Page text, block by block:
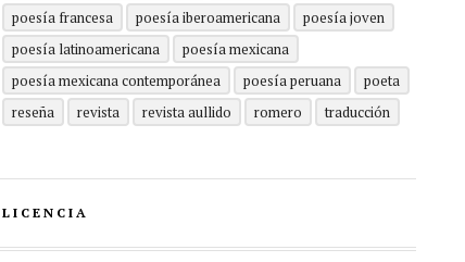
poesía francesa
poesía iberoamericana
poesía joven
poesía latinoamericana
poesía mexicana
poesía mexicana contemporánea
poesía peruana
poeta
reseña
revista revista aullido romero traducción
LICENCIA